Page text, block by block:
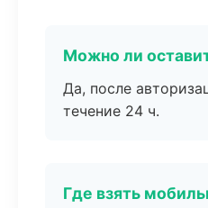
Можно ли
Да, после
течение 24 ч.
Где взять